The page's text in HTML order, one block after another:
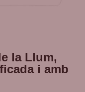
la Llum,
i amb